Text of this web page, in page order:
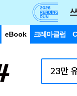
eBook 크레마클럽